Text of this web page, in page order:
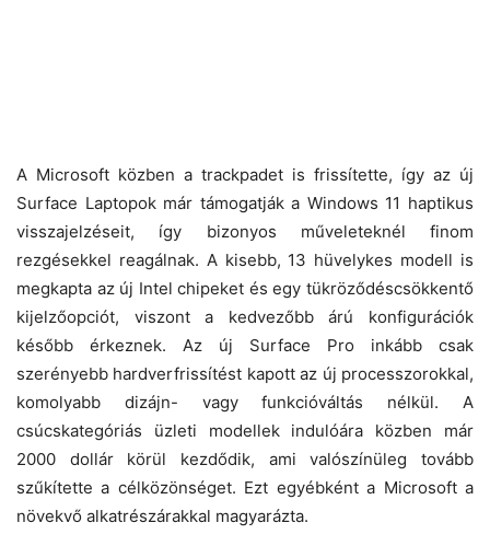
A Microsoft közben a trackpadet is frissítette, így az új
Surface Laptopok már támogatják a Windows 11 haptikus
visszajelzéseit, így bizonyos műveleteknél finom
rezgésekkel reagálnak. A kisebb, 13 hüvelykes modell is
megkapta az új Intel chipeket és egy tükröződéscsökkentő
kijelzőopciót, viszont a kedvezőbb árú konfigurációk
később érkeznek. Az új Surface Pro inkább csak
szerényebb hardverfrissítést kapott az új processzorokkal,
komolyabb dizájn- vagy funkcióváltás nélkül. A
csúcskategóriás üzleti modellek indulóára közben már
2000 dollár körül kezdődik, ami valószínüleg tovább
szűkítette a célközönséget. Ezt egyébként a Microsoft a
növekvő alkatrészárakkal magyarázta.